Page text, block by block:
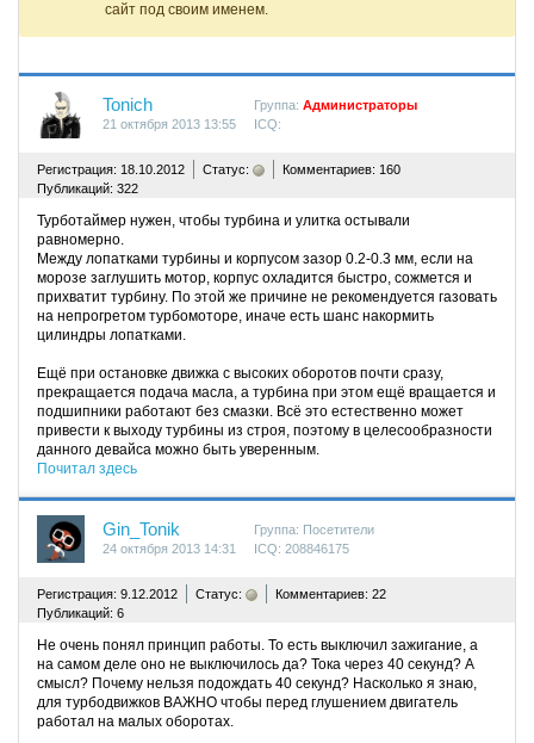
сайт под своим именем.
Tonich
21 октября 2013 13:55
Группа: Администраторы
ICQ:
Регистрация: 18.10.2012 Статус:
Комментариев: 160
Публикаций: 322
Турботаймер нужен, чтобы турбина и улитка остывали
равномерно.
Между лопатками турбины и корпусом зазор 0.2-0.3 мм, если на
морозе заглушить мотор, корпус охладится быстро, сожмется и
прихватит турбину. По этой же причине не рекомендуется газовать
на непрогретом турбомоторе, иначе есть шанс накормить
цилиндры лопатками.
Ещё при остановке движка с высоких оборотов почти сразу,
прекращается подача масла, а турбина при этом ещё вращается и
подшипники работают без смазки. Всё это естественно может
привести к выходу турбины из строя, поэтому в целесообразности
данного девайса можно быть уверенным.
Почитал здесь
Gin_Tonik
24 октября 2013 14:31
Группа: Посетители
ICQ: 208846175
Регистрация: 9.12.2012 Статус:
Комментариев: 22
Публикаций: 6
Не очень понял принцип работы. То есть выключил зажигание, а
на самом деле оно не выключилось да? Тока через 40 секунд? А
смысл? Почему нельзя подождать 40 секунд? Насколько я знаю,
для турбодвижков ВАЖНО чтобы перед глушением двигатель
работал на малых оборотах.